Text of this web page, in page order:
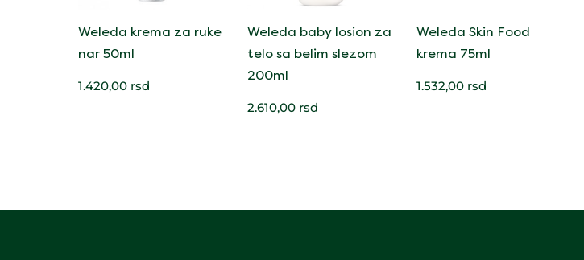
Weleda krema za ruke
nar 50ml
1.420,00 rsd
Weleda baby losion za
telo sa belim slezom
200ml
2.610,00 rsd
Weleda Skin Food
krema 75ml
1.532,00 rsd